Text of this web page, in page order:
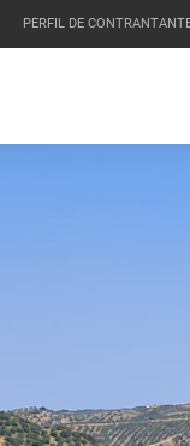
PERFIL DE